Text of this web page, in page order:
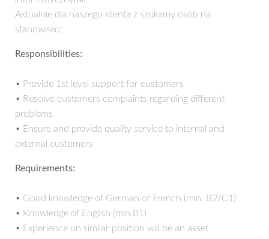
Aktualnie dla naszego klienta z szukamy osób na
stanowisko:
Responsibilities:
• Provide 1st level support for customers
• Resolve customers complaints regarding different
problems
• Ensure and provide quality service to internal and
external customers
Requirements:
• Good knowledge of German or French (min. B2/C1)
• Knowledge of English (min.B1)
• Experience on similar position will be an asset